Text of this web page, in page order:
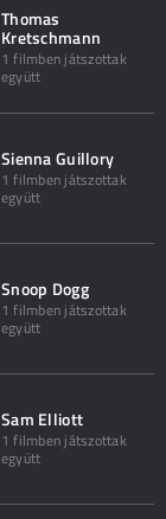
Thomas
Kretschmann
1 filmben játszottak
együtt
Sienna Guillory
1 filmben játszottak
együtt
Snoop Dogg
1 filmben játszottak
együtt
Sam Elliott
1 filmben játszottak
együtt